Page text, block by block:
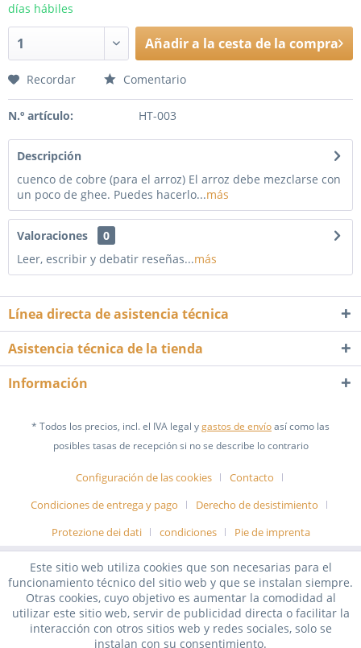
días hábiles
Añadir a la cesta de la compra
Recordar Comentario
N.º artículo: HT-003
Descripción
cuenco de cobre (para el arroz) El arroz debe mezclarse con
un poco de ghee. Puedes hacerlo...más
Valoraciones
0
Leer, escribir y debatir reseñas...más
Línea directa de asistencia técnica
Asistencia técnica de la tienda
Información
* Todos los precios, incl. el IVA legal ygastos de envíoasí como las
posibles tasas de recepción si no se describe lo contrario
Configuración de las cookies
Contacto
Condiciones de entrega y pago
Derecho de desistimiento
Protezione dei dati
condiciones Pie de imprenta
Este sitio web utiliza cookies que son necesarias para el
funcionamiento técnico del sitio web y que se instalan siempre.
Otras cookies, cuyo objetivo es aumentar la comodidad al
utilizar este sitio web, servir de publicidad directa o facilitar la
interacción con otros sitios web y redes sociales, solo se
instalan con su consentimiento.